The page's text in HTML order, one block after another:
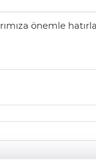
önemle